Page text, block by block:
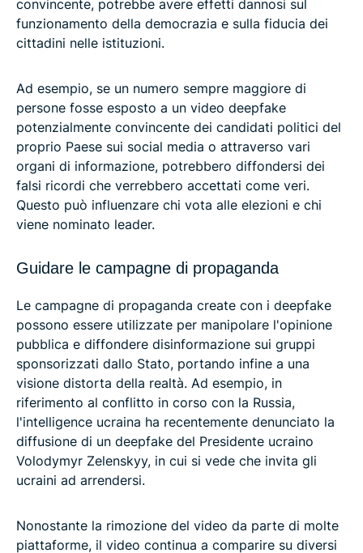
convincente, potrebbe avere effetti dannosi sul
funzionamento della democrazia e sulla fiducia dei
cittadini nelle istituzioni.
Ad esempio, se un numero sempre maggiore di
persone fosse esposto a un video deepfake
potenzialmente convincente dei candidati politici del
proprio Paese sui social media o attraverso vari
organi di informazione, potrebbero diffondersi dei
falsi ricordi che verrebbero accettati come veri.
Questo può influenzare chi vota alle elezioni e chi
viene nominato leader.
Guidare le campagne di propaganda
Le campagne di propaganda create con i deepfake
possono essere utilizzate per manipolare l'opinione
pubblica e diffondere disinformazione sui gruppi
sponsorizzati dallo Stato, portando infine a una
visione distorta della realtà. Ad esempio, in
riferimento al conflitto in corso con la Russia,
l'intelligence ucraina ha recentemente denunciato la
diffusione di un deepfake del Presidente ucraino
Volodymyr Zelenskyy, in cui si vede che invita gli
ucraini ad arrendersi.
Nonostante la rimozione del video da parte di molte
piattaforme, il video continua a comparire su diversi